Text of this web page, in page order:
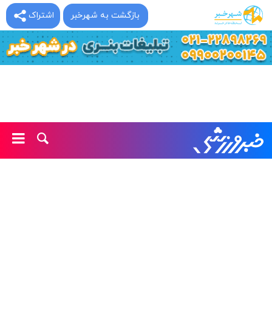
اشتراک بازگشت به شهرخبر